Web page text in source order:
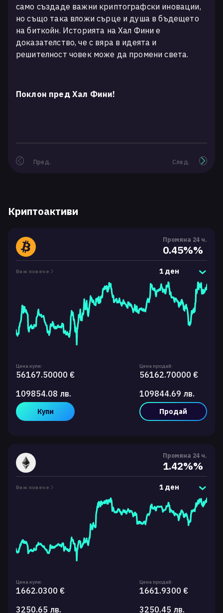
само създаде важни криптографски иновации,
но също така вложи сърце и душа в бъдещето
на биткойн. Историята на Хал Фини е
доказателство, че с вяра в идеята и
решителност човек може да промени света.
Поклон пред Хал Фини!
Пред. След.
Криптоактиви
Промяна 24 ч.
0.45%%
Виж повече 1 ден
Цена купи:
56167.50000 €
109854.08 лв.
Купи
Цена продай:
56162.70000 €
109844.69 лв.
Продай
Промяна 24 ч.
1.42%%
Виж повече 1 ден
Цена купи:
1662.0300 €
3250.65 лв.
Цена продай:
1661.9300 €
3250.45 лв.